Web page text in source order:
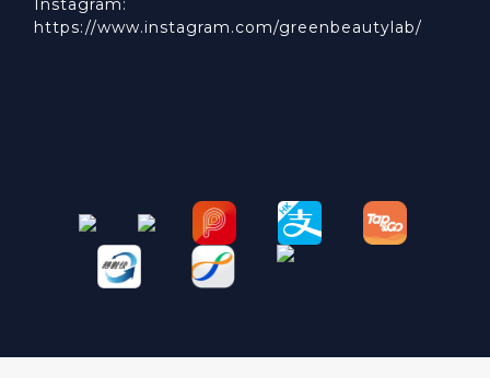
Instagram:
https://www.instagram.com/greenbeautylab/